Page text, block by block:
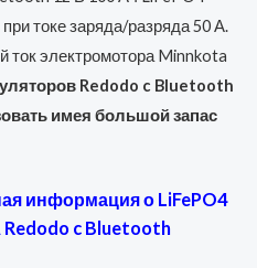
токе заряда/разряда 50 А.
ток электромотора Minnkota
Redodo c Bluetooth
имея большой запас
информация о LiFePO4
c Bluetooth